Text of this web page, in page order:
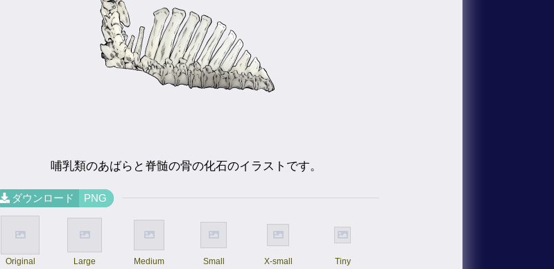
哺乳類のあばらと脊髄の骨の化石のイラストです。
ダウンロード PNG
Original Large Medium Small X-small Tiny